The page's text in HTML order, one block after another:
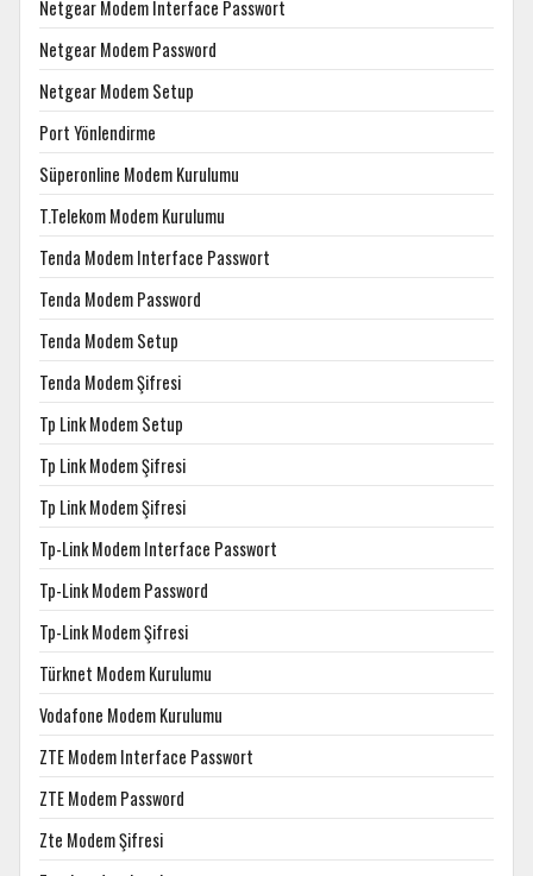
Netgear Modem Interface Passwort
Netgear Modem Password
Netgear Modem Setup
Port Yönlendirme
Süperonline Modem Kurulumu
T.Telekom Modem Kurulumu
Tenda Modem Interface Passwort
Tenda Modem Password
Tenda Modem Setup
Tenda Modem Şifresi
Tp Link Modem Setup
Tp Link Modem Şifresi
Tp Link Modem Şifresi
Tp-Link Modem Interface Passwort
Tp-Link Modem Password
Tp-Link Modem Şifresi
Türknet Modem Kurulumu
Vodafone Modem Kurulumu
ZTE Modem Interface Passwort
ZTE Modem Password
Zte Modem Şifresi